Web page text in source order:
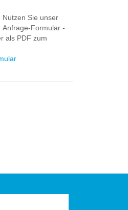
Nutzen Sie unser
Anfrage-Formular -
als PDF zum